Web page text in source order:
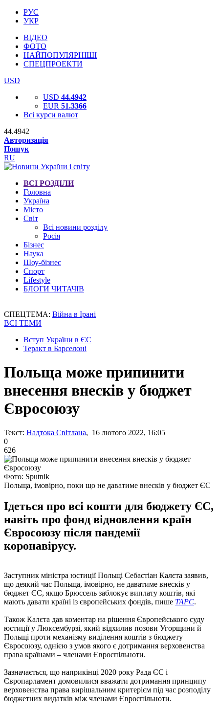
РУС
УКР
ВІДЕО
ФОТО
НАЙПОПУЛЯРНІШІ
СПЕЦПРОЕКТИ
USD
USD 44.4942
EUR 51.3366
Всі курси валют
44.4942
Авторизація
Пошук
RU
ВСІ РОЗДІЛИ
Головна
Україна
Місто
Світ
Всі новини розділу
Росія
Бізнес
Наука
Шоу-бізнес
Спорт
Lifestyle
БЛОГИ ЧИТАЧІВ
СПЕЦТЕМА: Війна в Ірані
ВСІ ТЕМИ
Вступ України в ЄС
Теракт в Барселоні
Польща може припинити
внесення внесків у бюджет
Євросоюзу
Текст: Надтока Світлана, 16 лютого 2022, 16:05
0
626
Фото: Sputnik
Польща, імовірно, поки що не даватиме внесків у бюджет ЄС
Ідеться про всі кошти для бюджету ЄС,
навіть про фонд відновлення країн
Євросоюзу після пандемії
коронавірусу.
Заступник міністра юстиції Польщі Себастіан Калєта заявив,
що деякий час Польща, імовірно, не даватиме внесків у
бюджет ЄС, якщо Брюссель заблокує виплату коштів, які
мають давати країні із європейських фондів, пише ТАРС.
Також Калєта дав коментар на рішення Європейського суду
юстиції у Люксембурзі, який відхилив позови Угорщини й
Польщі проти механізму виділення коштів з бюджету
Євросоюзу, однією з умов якого є дотримання верховенства
права країнами – членами Євроспільноти.
Зазначається, що наприкінці 2020 року Рада ЄС і
Європарламент домовилися вважати дотримання принципу
верховенства права вирішальним критерієм під час розподілу
бюджетних видатків між членами Євроспільноти.